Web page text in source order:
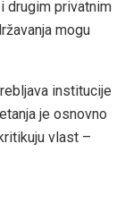
drugim privatnim
mogu
institucije
je osnovno
vlast –